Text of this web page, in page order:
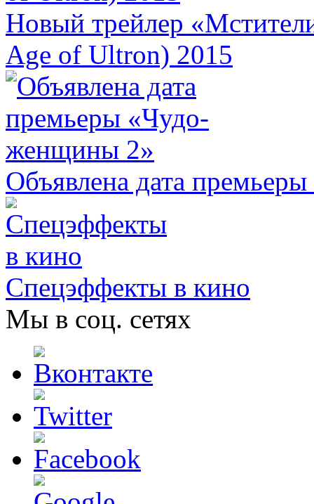
Новый трейлер
Age of Ultron) 2015
Объявлена дата
Спецэффекты в кино
Мы в соц. сетях